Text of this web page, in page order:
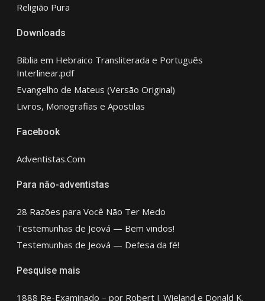
Religião Pura
Downloads
Bíblia em Hebraico Transliterada e Português
Interlinear.pdf
Evangelho de Mateus (Versão Original)
Livros, Monografias e Apostilas
Facebook
Adventistas.Com
Para não-adventistas
28 Razões para Você Não Ter Medo
Testemunhas de Jeová — Bem vindos!
Testemunhas de Jeová — Defesa da fé!
Pesquise mais
1888 Re-Examinado – por Robert J. Wieland e Donald K.